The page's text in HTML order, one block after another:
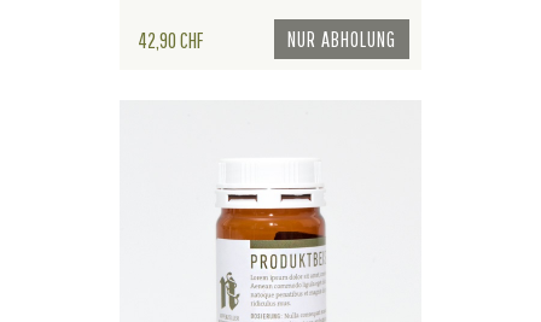
NUR ABHOLUNG
Preis
42,90 CHF